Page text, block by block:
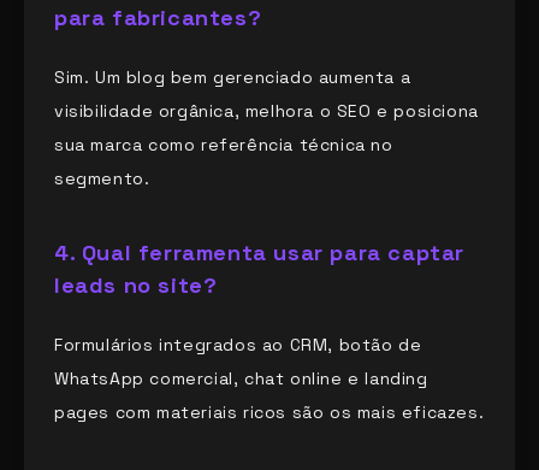
para fabricantes?
Sim. Um blog bem gerenciado aumenta a
visibilidade orgânica, melhora o SEO e posiciona
sua marca como referência técnica no
segmento.
4. Qual ferramenta usar para captar
leads no site?
Formulários integrados ao CRM, botão de
WhatsApp comercial, chat online e landing
pages com materiais ricos são os mais eficazes.